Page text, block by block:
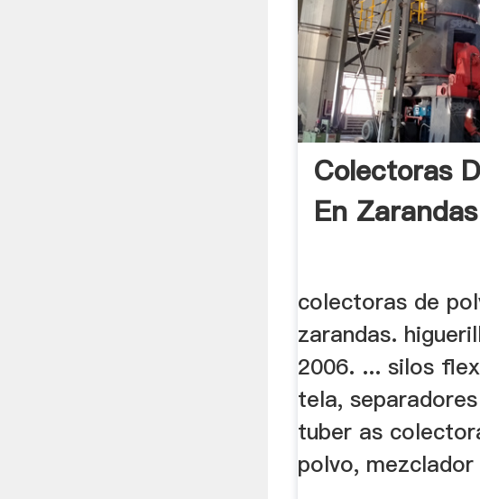
Colectoras
En
colectoras de
zarandas.
2006. ... silos
tela,
tuber as
polvo,